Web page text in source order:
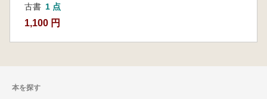
古書 1 点
1,100 円
本を探す